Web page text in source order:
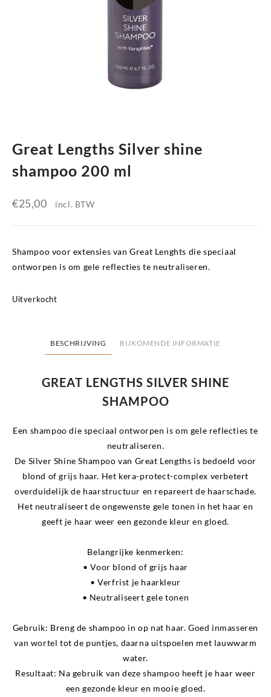
Great Lengths Silver shine
shampoo 200 ml
€25,00 incl. BTW
Shampoo voor extensies van Great Lenghts die speciaal
ontworpen is om gele reflecties te neutraliseren.
Uitverkocht
BESCHRIJVING BIJKOMENDE INFORMATIE
GREAT LENGTHS SILVER SHINE
SHAMPOO
Een shampoo die speciaal ontworpen is om gele reflecties te
neutraliseren.
De Silver Shine Shampoo van Great Lengths is bedoeld voor
blond of grijs haar. Het kera-protect-complex verbetert
overduidelijk de haarstructuur en repareert de haarschade.
Het neutraliseert de ongewenste gele tonen in het haar en
geeft je haar weer een gezonde kleur en gloed.
Belangrijke kenmerken:
• Voor blond of grijs haar
• Verfrist je haarkleur
• Neutraliseert gele tonen
Gebruik: Breng de shampoo in op nat haar. Goed inmasseren
van wortel tot de puntjes, daarna uitspoelen met lauwwarm
water.
Resultaat: Na gebruik van deze shampoo heeft je haar weer
een gezonde kleur en mooie gloed.